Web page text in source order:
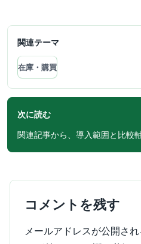
関連テーマ
在庫・購買
次に読む
関連記事から、導入範囲と比較
コメントを残す
メールアドレスが公開され